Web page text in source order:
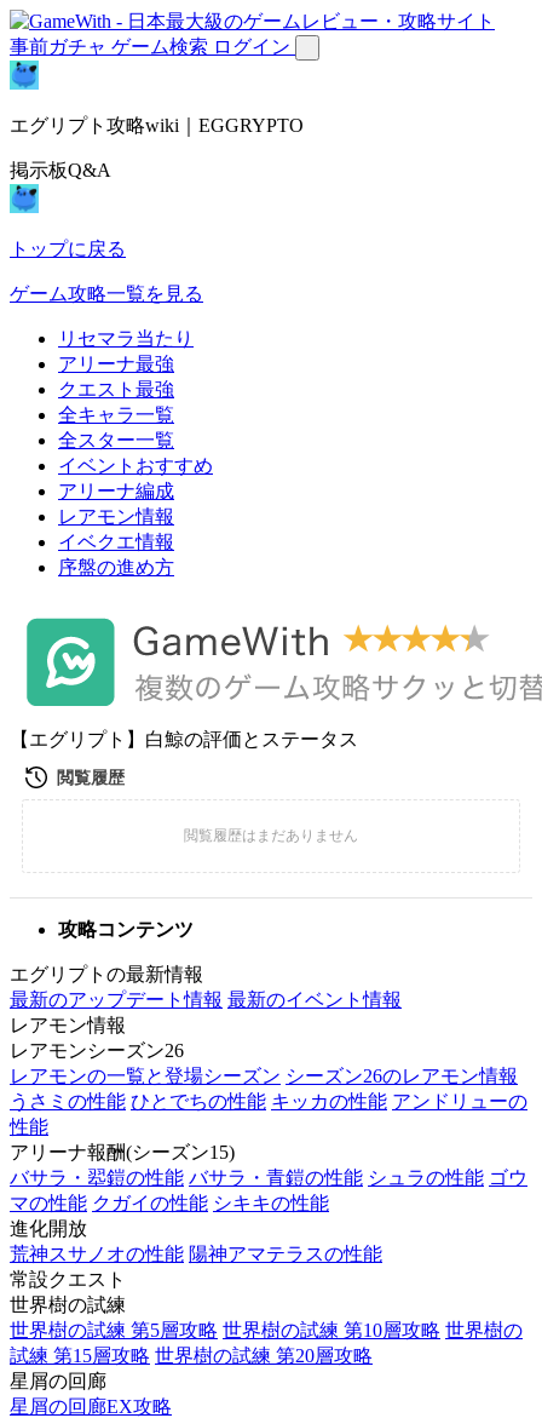
事前ガチャ ゲーム検索 ログイン
エグリプト攻略wiki｜EGGRYPTO
掲示板Q&A
トップに戻る
ゲーム攻略一覧を見る
リセマラ当たり
アリーナ最強
クエスト最強
全キャラ一覧
全スター一覧
イベントおすすめ
アリーナ編成
レアモン情報
イベクエ情報
序盤の進め方
【エグリプト】白鯨の評価とステータス
攻略コンテンツ
エグリプトの最新情報
最新のアップデート情報 最新のイベント情報
レアモン情報
レアモンシーズン26
レアモンの一覧と登場シーズン シーズン26のレアモン情報
うさミの性能 ひとでちの性能 キッカの性能 アンドリューの
性能
アリーナ報酬(シーズン15)
バサラ・翆鎧の性能 バサラ・青鎧の性能 シュラの性能 ゴウ
マの性能 クガイの性能 シキキの性能
進化開放
荒神スサノオの性能 陽神アマテラスの性能
常設クエスト
世界樹の試練
世界樹の試練 第5層攻略 世界樹の試練 第10層攻略 世界樹の
試練 第15層攻略 世界樹の試練 第20層攻略
星屑の回廊
星屑の回廊EX攻略